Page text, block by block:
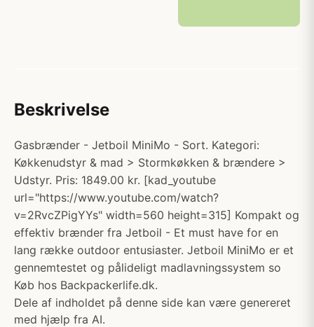
Beskrivelse
Gasbrænder - Jetboil MiniMo - Sort. Kategori:
Køkkenudstyr & mad > Stormkøkken & brændere >
Udstyr. Pris: 1849.00 kr. [kad_youtube
url="https://www.youtube.com/watch?
v=2RvcZPigYYs" width=560 height=315] Kompakt og
effektiv brænder fra Jetboil - Et must have for en
lang række outdoor entusiaster. Jetboil MiniMo er et
gennemtestet og pålideligt madlavningssystem so
Køb hos Backpackerlife.dk.
Dele af indholdet på denne side kan være genereret
med hjælp fra AI.